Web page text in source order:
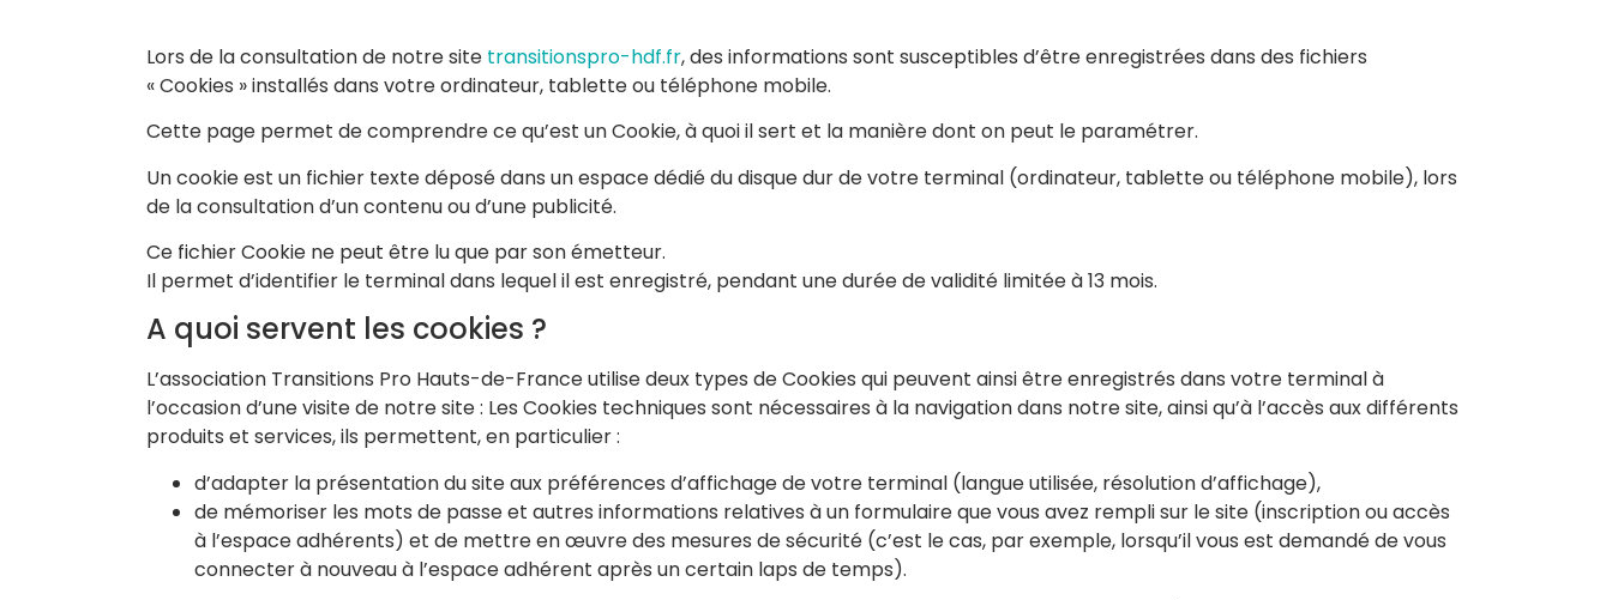
Lors de la consultation de notre site transitionspro-hdf.fr, des informations sont susceptibles d’être enregistrées dans des fichiers
« Cookies » installés dans votre ordinateur, tablette ou téléphone mobile.
Cette page permet de comprendre ce qu’est un Cookie, à quoi il sert et la manière dont on peut le paramétrer.
Un cookie est un fichier texte déposé dans un espace dédié du disque dur de votre terminal (ordinateur, tablette ou téléphone mobile), lors
de la consultation d’un contenu ou d’une publicité.
Ce fichier Cookie ne peut être lu que par son émetteur.
Il permet d’identifier le terminal dans lequel il est enregistré, pendant une durée de validité limitée à 13 mois.
A quoi servent les cookies ?
L’association Transitions Pro Hauts-de-France utilise deux types de Cookies qui peuvent ainsi être enregistrés dans votre terminal à
l’occasion d’une visite de notre site : Les Cookies techniques sont nécessaires à la navigation dans notre site, ainsi qu’à l’accès aux différents
produits et services, ils permettent, en particulier :
d’adapter la présentation du site aux préférences d’affichage de votre terminal (langue utilisée, résolution d’affichage),
de mémoriser les mots de passe et autres informations relatives à un formulaire que vous avez rempli sur le site (inscription ou accès
à l’espace adhérents) et de mettre en œuvre des mesures de sécurité (c’est le cas, par exemple, lorsqu’il vous est demandé de vous
connecter à nouveau à l’espace adhérent après un certain laps de temps).